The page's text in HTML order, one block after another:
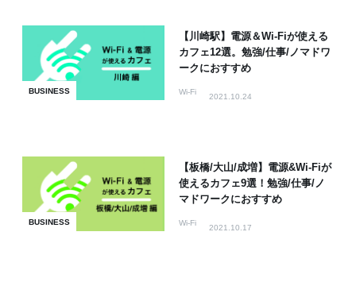
BUSINESS
【川崎駅】電源＆Wi-Fiが使える
カフェ12選。勉強/仕事/ノマドワ
ークにおすすめ
Wi-Fi
2021.10.24
BUSINESS
【板橋/大山/成増】電源&Wi-Fiが
使えるカフェ9選！勉強/仕事/ノ
マドワークにおすすめ
Wi-Fi
2021.10.17